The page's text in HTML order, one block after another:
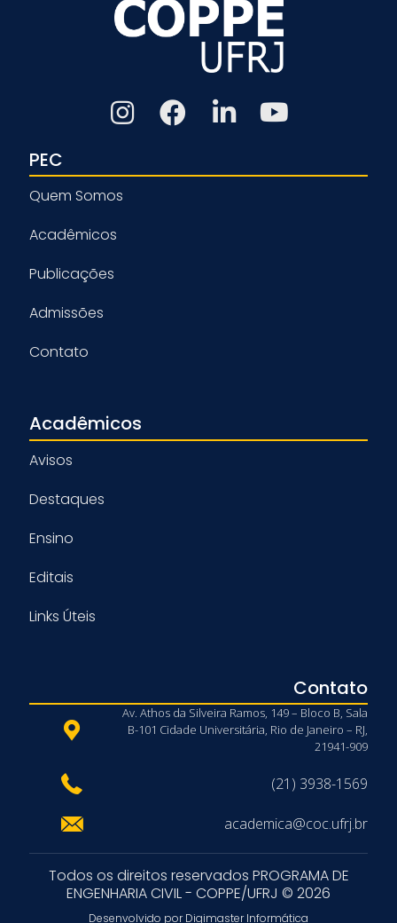
PEC
Quem Somos
Acadêmicos
Publicações
Admissões
Contato
Acadêmicos
Avisos
Destaques
Ensino
Editais
Links Úteis
Contato
Av. Athos da Silveira Ramos, 149 – Bloco B, Sala
B-101 Cidade Universitária, Rio de Janeiro – RJ,
21941-909
(21) 3938-1569
academica@coc.ufrj.br
Todos os direitos reservados PROGRAMA DE
ENGENHARIA CIVIL - COPPE/UFRJ © 2026
Desenvolvido por Digimaster Informática